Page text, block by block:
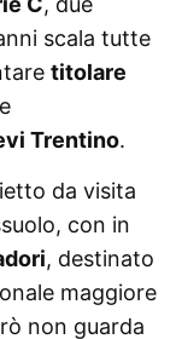
scala tutte
titolare
Trentino.
da visita
con in
, destinato
maggiore
non guarda